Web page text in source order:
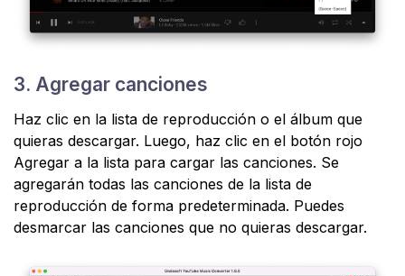
3. Agregar canciones
Haz clic en la lista de reproducción o el álbum que
quieras descargar. Luego, haz clic en el botón rojo
Agregar a la lista para cargar las canciones. Se
agregarán todas las canciones de la lista de
reproducción de forma predeterminada. Puedes
desmarcar las canciones que no quieras descargar.